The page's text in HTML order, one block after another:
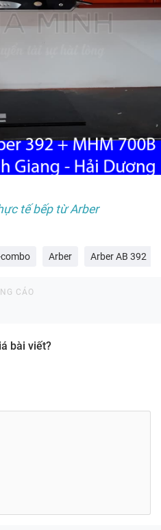
tế bếp từ Arber
Arber Arber AB 392
bài viết?